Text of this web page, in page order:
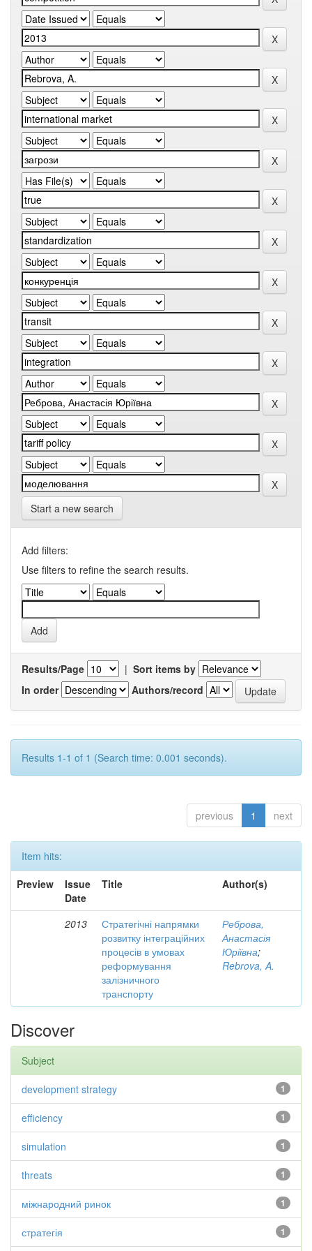
Start a new search
Add filters:
Use filters to refine the search results.
Results/Page | Sort items by
In order
Authors/record
Results 1-1 of 1 (Search time: 0.001 seconds).
previous 1 next
Item hits:
Preview
Issue
Date
Title Author(s)
2013
Стратегічні напрямки
розвитку інтеграційних
процесів в умовах
реформування
залізничного
транспорту
Реброва,
Анастасія
Юріївна;
Rebrova, A.
Discover
Subject
1
development strategy
1
efficiency
1
simulation
1
threats
1
міжнародний ринок
1
стратегія